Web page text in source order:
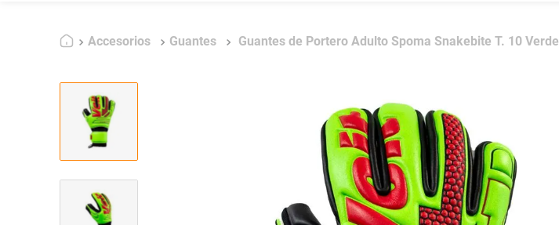
Accesorios Guantes Guantes de Portero Adulto Spoma Snakebite T. 10 Verde
3. guantes portero
6 . balon
7. natación
8. fc
9. traje baño